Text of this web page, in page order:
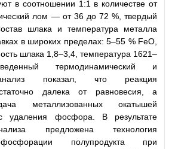
в соотношении 1:1 в количестве от
лом — от 36 до 72 %, твердый
шлака и температура металла
в широких пределах: 5–55 % FeO,
шлака 1,8–3,4, температура 1621–
термодинамический и
анализ показал, что реакция
далека от равновесия, а
металлизованных окатышей
удаления фосфора. В результате
предложена технология
полупродукта при